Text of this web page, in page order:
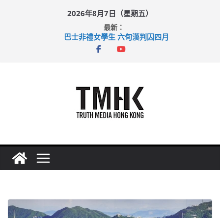
2026年8月7日（星期五）
最新：
巴士非禮女學生 六旬漢判囚四月
涉造假公屋富戶申報表 倉管員准保釋候訊